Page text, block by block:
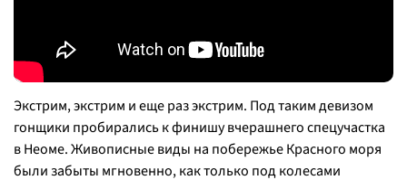
Экстрим, экстрим и еще раз экстрим. Под таким девизом
гонщики пробирались к финишу вчерашнего спецучастка
в Неоме. Живописные виды на побережье Красного моря
были забыты мгновенно, как только под колесами